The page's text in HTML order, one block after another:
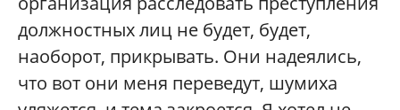
должностных лиц не будет, будет,
наоборот, прикрывать. Они надеялись,
что вот они меня переведут, шумиха